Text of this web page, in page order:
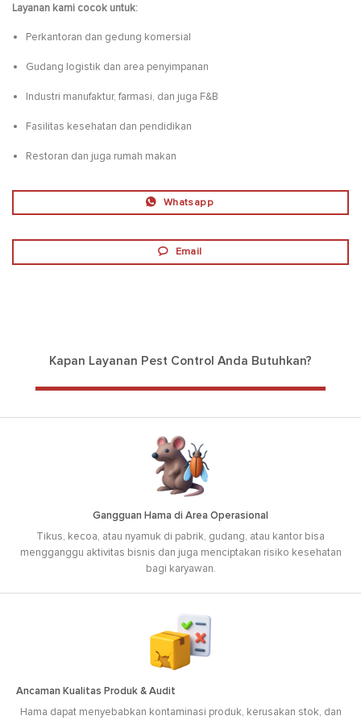
Layanan kami cocok untuk:
Perkantoran dan gedung komersial
Gudang logistik dan area penyimpanan
Industri manufaktur, farmasi, dan juga F&B
Fasilitas kesehatan dan pendidikan
Restoran dan juga rumah makan
Whatsapp
Email
Kapan Layanan Pest Control Anda Butuhkan?
Gangguan Hama di Area Operasional
Tikus, kecoa, atau nyamuk di pabrik, gudang, atau kantor bisa
mengganggu aktivitas bisnis dan juga menciptakan risiko kesehatan
bagi karyawan.
Ancaman Kualitas Produk & Audit
Hama dapat menyebabkan kontaminasi produk, kerusakan stok, dan